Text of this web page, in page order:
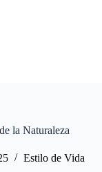
la Naturaleza
Estilo de Vida